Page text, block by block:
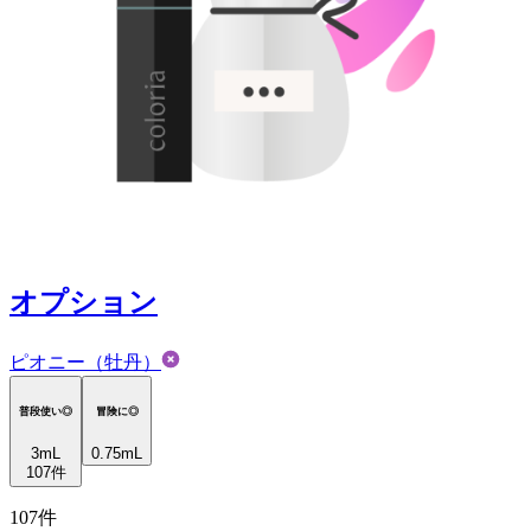
オプション
ピオニー（牡丹）
普段使い◎
3mL
107件
冒険に◎
0.75mL
107件